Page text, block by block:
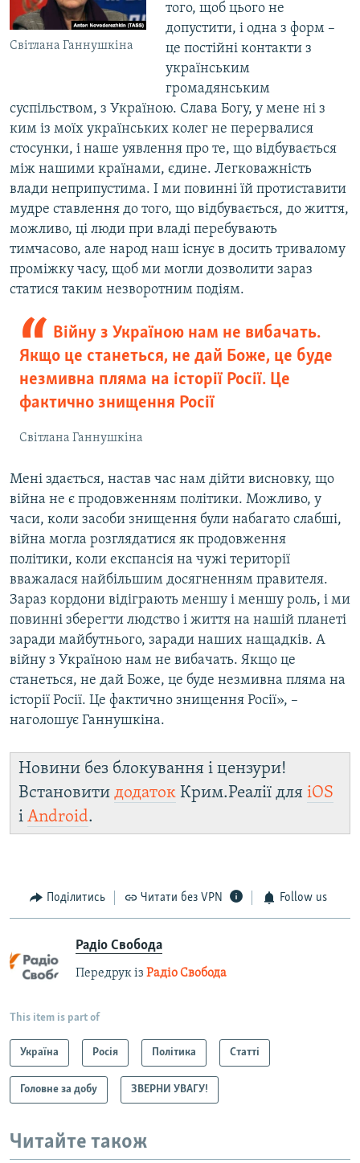
Світлана Ганнушкіна
того, щоб цього не
допустити, і одна з форм –
це постійні контакти з
українським
громадянським
суспільством, з Україною. Слава Богу, у мене ні з
ким із моїх українських колег не перервалися
стосунки, і наше уявлення про те, що відбувається
між нашими країнами, єдине. Легковажність
влади неприпустима. І ми повинні їй протиставити
мудре ставлення до того, що відбувається, до життя,
можливо, ці люди при владі перебувають
тимчасово, але народ наш існує в досить тривалому
проміжку часу, щоб ми могли дозволити зараз
статися таким незворотним подіям.
Війну з Україною нам не вибачать.
Якщо це станеться, не дай Боже, це буде
незмивна пляма на історії Росії. Це
фактично знищення Росії
Світлана Ганнушкіна
Мені здається, настав час нам дійти висновку, що
війна не є продовженням політики. Можливо, у
часи, коли засоби знищення були набагато слабші,
війна могла розглядатися як продовження
політики, коли експансія на чужі території
вважалася найбільшим досягненням правителя.
Зараз кордони відіграють меншу і меншу роль, і ми
повинні зберегти людство і життя на нашій планеті
заради майбутнього, заради наших нащадків. А
війну з Україною нам не вибачать. Якщо це
станеться, не дай Боже, це буде незмивна пляма на
історії Росії. Це фактично знищення Росії», –
наголошує Ганнушкіна.
Новини без блокування і цензури!
Встановити додаток Крим.Реалії для iOS
і Android.
Поділитись Читати без VPN Follow us
Радіо Свобода
Передрук із Радіо Свобода
This item is part of
Україна Росія Політика Статті
Головне за добу ЗВЕРНИ УВАГУ!
Читайте також